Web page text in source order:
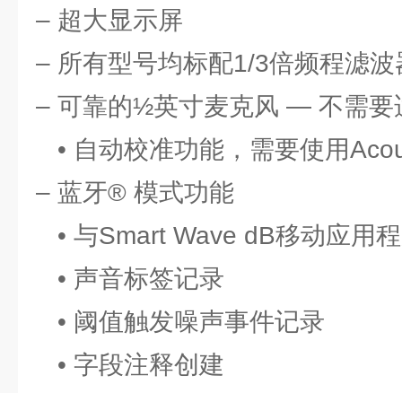
– 超大显示屏
– 所有型号均标配1/3倍频程滤波
– 可靠的½英寸麦克风 — 不需要
• 自动校准功能，需要使用
– 蓝牙® 模式功能
• 与Smart Wave dB移动应用
• 声音标签记录
• 阈值触发噪声事件记录
• 字段注释创建